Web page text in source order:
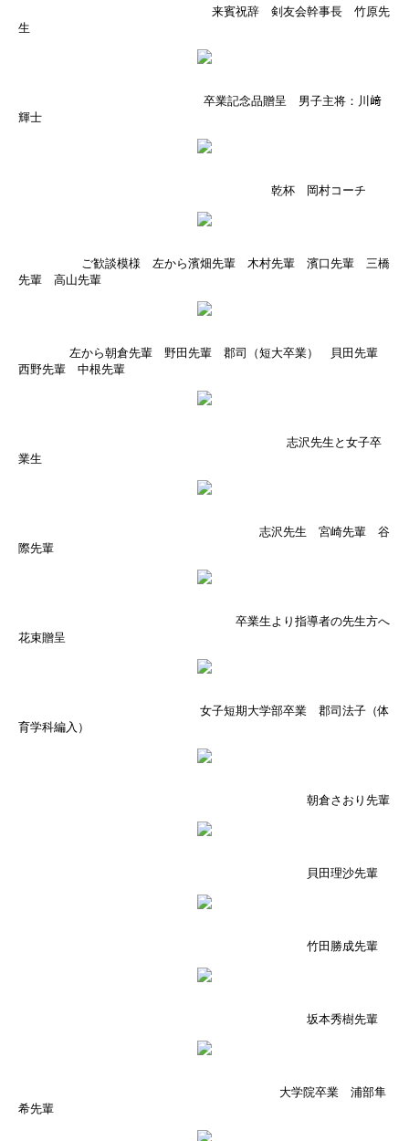
来賓祝辞 剣友会幹事長 竹原先
生
卒業記念品贈呈 男子主将：川﨑
輝士
乾杯 岡村コーチ
ご歓談模様 左から濱畑先輩 木村先輩 濱口先輩 三橋
先輩 高山先輩
左から朝倉先輩 野田先輩 郡司（短大卒業） 貝田先輩
西野先輩 中根先輩
志沢先生と女子卒
業生
志沢先生 宮崎先輩 谷
際先輩
卒業生より指導者の先生方へ
花束贈呈
女子短期大学部卒業 郡司法子（体
育学科編入）
朝倉さおり先輩
貝田理沙先輩
竹田勝成先輩
坂本秀樹先輩
大学院卒業 浦部隼
希先輩